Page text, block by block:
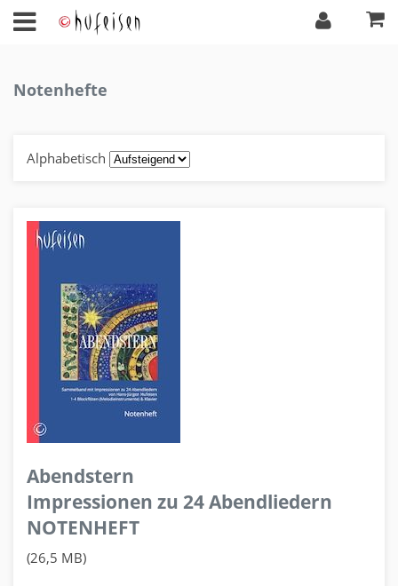
Notenhefte
Alphabetisch
Abendstern
Impressionen zu 24 Abendliedern
NOTENHEFT
(26,5 MB)